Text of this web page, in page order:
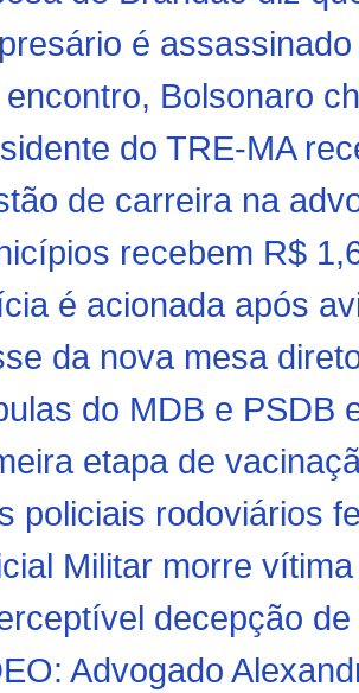
é
encontro, Bolsonaro
do TRE-MA
de carreira na
recebem R$
é acionada após
da nova mesa
do MDB e PSDB
etapa de
policiais rodoviários
Militar morre
decepção
Advogado